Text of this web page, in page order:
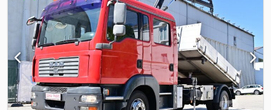
pentru schimbarea benzii * Sistem avertizare coliziune *
Ampatament 4.200 mm * Cuplă de remorcare (tip pinten și bilă) *
Hayon de încărcare 1.000 kg * Caroserie box tânără 6,10 m *
Sarcină utilă 1.880 kg * WhatsApp: * Contact polonez, контакт по-
русски: * Vânzare doar către persoane juridice, fără garanție.
Toate datele fără garanție, cu rezervarea vânzării intermediare.
Dcedpfx Anjzbv Uledjk